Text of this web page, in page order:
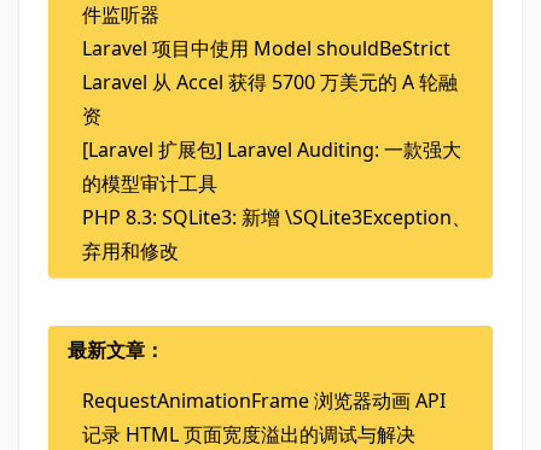
件监听器
Laravel 项目中使用 Model shouldBeStrict
Laravel 从 Accel 获得 5700 万美元的 A 轮融
资
[Laravel 扩展包] Laravel Auditing: 一款强大
的模型审计工具
PHP 8.3: SQLite3: 新增 \SQLite3Exception、
弃用和修改
最新文章：
RequestAnimationFrame 浏览器动画 API
记录 HTML 页面宽度溢出的调试与解决